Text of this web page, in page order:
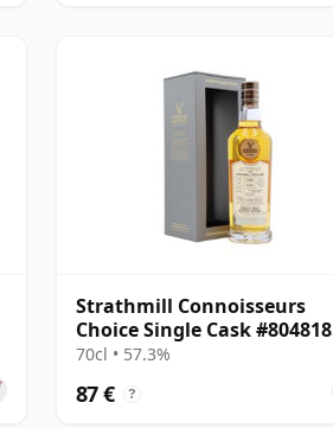
Strathmill Connoisseurs
Choice Single Cask #804818
2008 13 Jahre alt
70cl • 57.3%
87 € ?